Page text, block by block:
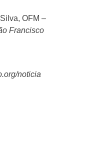
OFM –
Francisco
noticia